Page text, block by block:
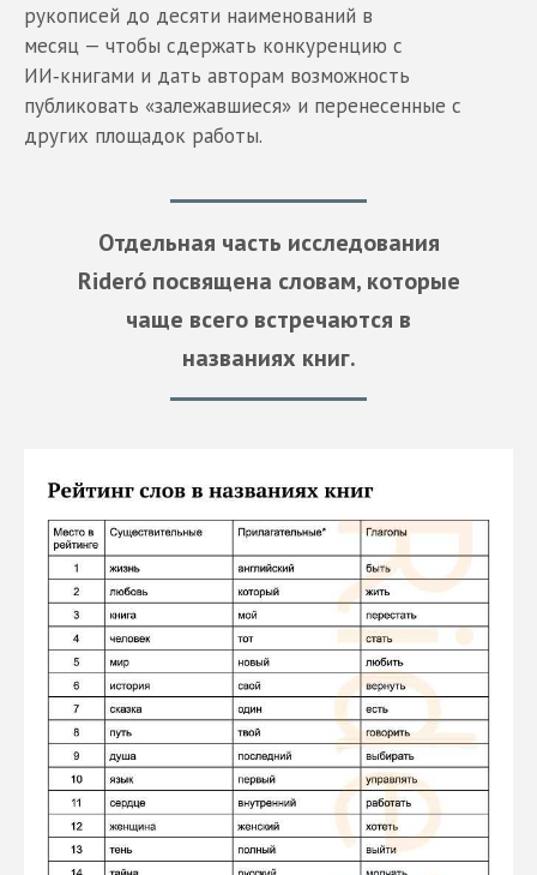
рукописей до десяти наименований в
месяц — чтобы сдержать конкуренцию с
ИИ‑книгами и дать авторам возможность
публиковать «залежавшиеся» и перенесенные с
других площадок работы.
Отдельная часть исследования
Rideró посвящена словам, которые
чаще всего встречаются в
названиях книг.